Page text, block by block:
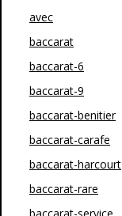
avec
baccarat
baccarat-6
baccarat-9
baccarat-benitier
baccarat-carafe
baccarat-harcourt
baccarat-rare